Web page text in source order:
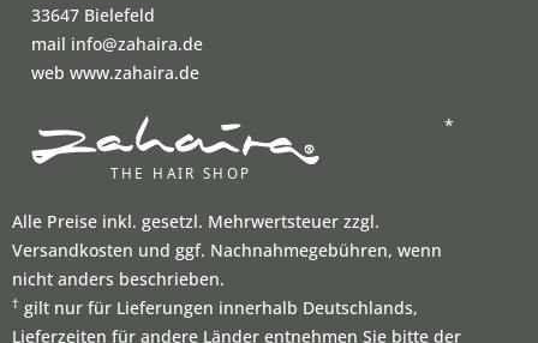
33647 Bielefeld
mail info@zahaira.de
web www.zahaira.de
*
Alle Preise inkl. gesetzl. Mehrwertsteuer zzgl.
Versandkosten und ggf. Nachnahmegebühren, wenn
nicht anders beschrieben.
† gilt nur für Lieferungen innerhalb Deutschlands,
Lieferzeiten für andere Länder entnehmen Sie bitte der